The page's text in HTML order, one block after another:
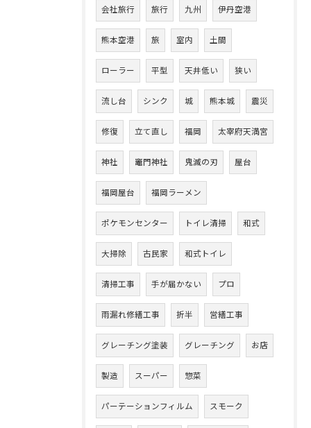
会社旅行 旅行 九州 伊丹空港
熊本空港 旅 室内 土間
ローラー 平型 天井低い 狭い
流し台 シンク 城 熊本城 震災
修復 立て直し 福岡 太宰府天満宮
神社 竈門神社 鬼滅の刃 屋台
福岡屋台 福岡ラーメン
ポケモンセンター トイレ清掃 和式
大掃除 古民家 和式トイレ
清掃工事 手が届かない プロ
雨漏れ修繕工事 折半 営繕工事
グレーチング塗装 グレーチング お店
製造 スーパー 惣菜
パーテーションフィルム スモーク